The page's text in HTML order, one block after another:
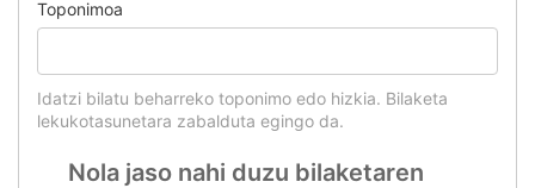
Toponimoa
Idatzi bilatu beharreko toponimo edo hizkia. Bilaketa
lekukotasunetara zabalduta egingo da.
Nola jaso nahi duzu bilaketaren